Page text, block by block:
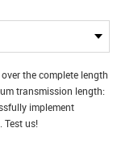
the complete length
transmission length:
implement
Test us!